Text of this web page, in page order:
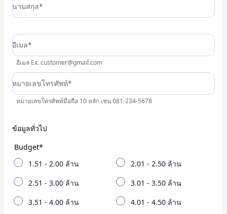
นามสกุล*
อีเมล*
อีเมล Ex. customer@gmail.com
หมายเลขโทรศัพท์*
หมายเลขโทรศัพท์มือถือ 10 หลัก เช่น 081-234-5678
ข้อมูลทั่วไป
Budget*
1.51 - 2.00 ล้าน
2.01 - 2.50 ล้าน
2.51 - 3.00 ล้าน
3.01 - 3.50 ล้าน
3.51 - 4.00 ล้าน
4.01 - 4.50 ล้าน